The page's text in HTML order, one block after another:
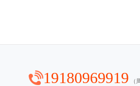
19180969919 （